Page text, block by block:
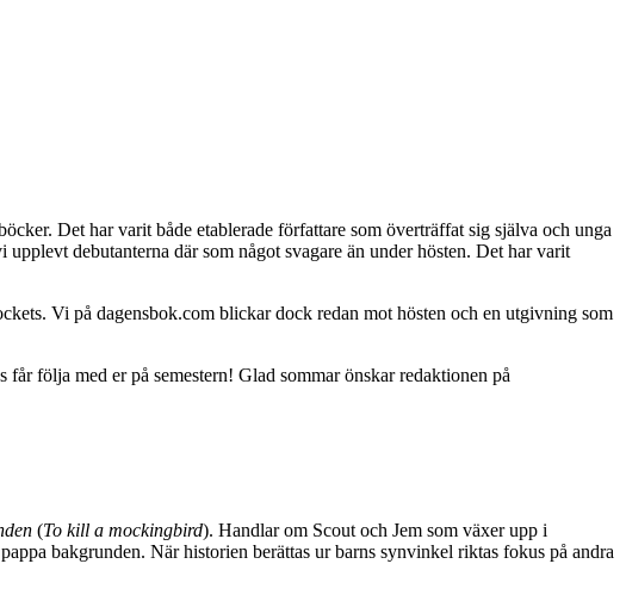
Det har varit både etablerade författare som överträffat sig själva och unga
debutanterna där som något svagare än under hösten. Det har varit
Vi på dagensbok.com blickar dock redan mot hösten och en utgivning som
följa med er på semestern! Glad sommar önskar redaktionen på
(To kill a mockingbird). Handlar om Scout och Jem som växer upp i
bakgrunden. När historien berättas ur barns synvinkel riktas fokus på andra